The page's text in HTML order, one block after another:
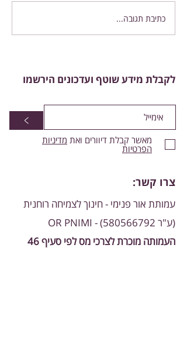
סוד ההסתרה וההתגלות:
למה היום מותר ללמוד
כתיבת תגובה...
לקבלת מידע שוטף ועדכונים הירשמו
>
מאשר קבלת דיוורים ואת מדיניות
הפרטיות
צרו קשר:
עמותת אור פנימי - חינוך לצמיחה רוחנית
(ע"ר 580566792)
- OR PNIMI
העמותה מוכרת לצרכי מס לפי סעיף 46